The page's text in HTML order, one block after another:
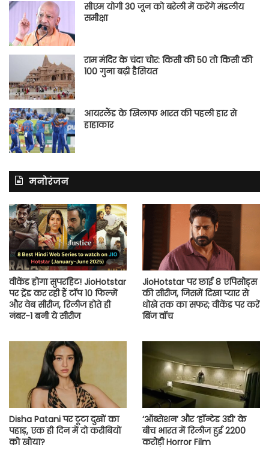
सीएम योगी 30 जून को बरेली में करेंगे मंडलीय
समीक्षा
राम मंदिर के चंदा चोर: किसी की 50 तो किसी की
100 गुना बढ़ी हैसियत
आयरलैंड के खिलाफ भारत की पहली हार से
हाहाकार
मनोरंजन
वीकेंड होगा सुपरहिट! JioHotstar
पर ट्रेंड कर रही हैं टॉप 10 फिल्में
और वेब सीरीज, रिलीज होते ही
नंबर-1 बनी ये सीरीज
JioHotstar पर छाई 8 एपिसोड्स
की सीरीज, जिसमें दिखा प्यार से
धोखे तक का सफर; वीकेंड पर करें
बिंज वॉच
Disha Patani पर टूटा दुखों का
पहाड़, एक ही दिन में दो करीबियों
को खोया?
‘ऑब्सेशन’ और ‘हॉन्टेड 3डी’ के
बीच भारत में रिलीज हुई 2200
करोड़ी Horror Film